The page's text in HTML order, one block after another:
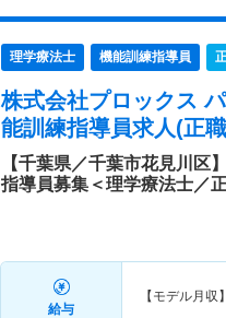
理学療法士 機能訓練指導員
株式会社プロックス パ
能訓練指導員求人(正
【千葉県／千葉市花見川
指導員募集＜理学療法士／
給与
【モデル月収】